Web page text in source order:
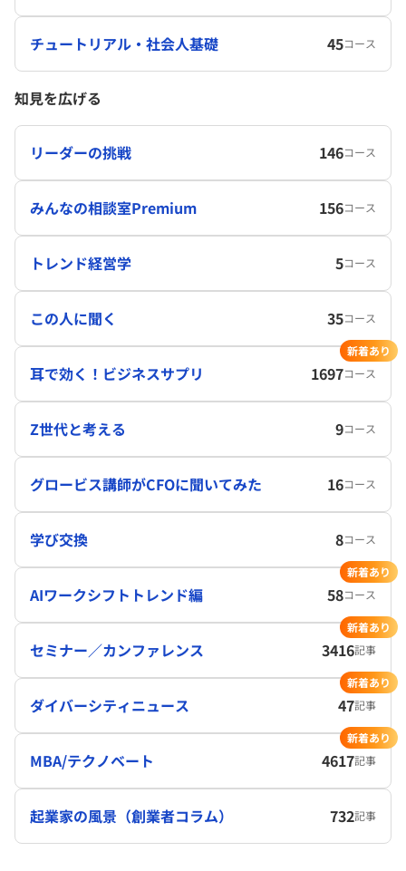
チュートリアル・社会人基礎 45コース
知見を広げる
リーダーの挑戦 146コース
みんなの相談室Premium 156コース
トレンド経営学 5コース
この人に聞く 35コース
耳で効く！ビジネスサプリ 1697コース
新着あり
Z世代と考える 9コース
グロービス講師がCFOに聞いてみた 16コース
学び交換 8コース
AIワークシフトトレンド編 58コース
新着あり
セミナー／カンファレンス 3416記事
新着あり
ダイバーシティニュース 47記事
新着あり
MBA/テクノベート 4617記事
新着あり
起業家の風景（創業者コラム） 732記事